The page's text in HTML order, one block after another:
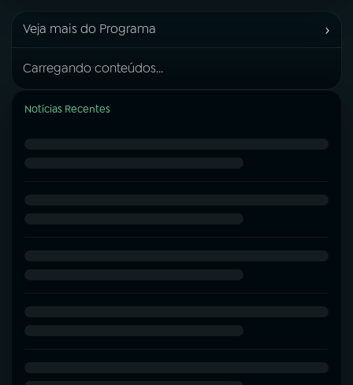
Veja mais do Programa ›
Carregando conteúdos...
Notícias Recentes